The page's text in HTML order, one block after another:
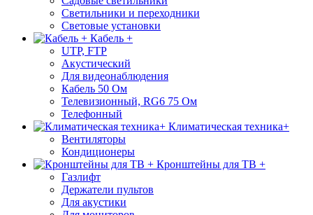
Светильники и переходники
Световые установки
Кабель +
UTP, FTP
Акустический
Для видеонаблюдения
Кабель 50 Ом
Телевизионный, RG6 75 Ом
Телефонный
Климатическая техника+
Вентиляторы
Кондиционеры
Кронштейны для ТВ +
Газлифт
Держатели пультов
Для акустики